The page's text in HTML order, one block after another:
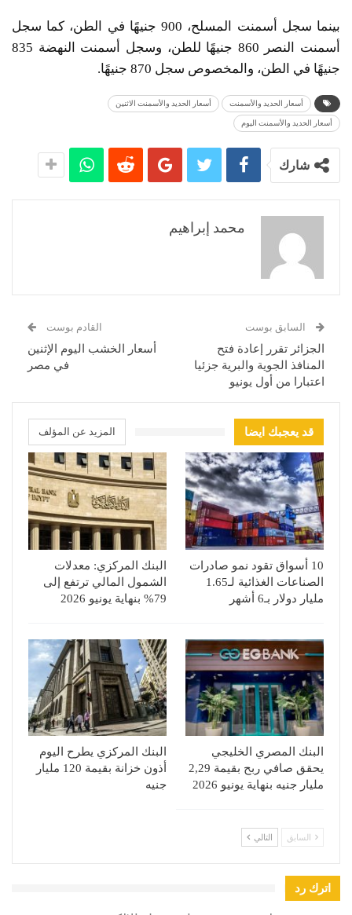
بينما سجل أسمنت المسلح، 900 جنيهًا في الطن، كما سجل
أسمنت النصر 860 جنيهًا للطن، وسجل أسمنت النهضة 835
جنيهًا في الطن، والمخصوص سجل 870 جنيهًا.
أسعار الحديد والأسمنت أسعار الحديد والأسمنت الاثنين
أسعار الحديد والأسمنت اليوم
شارك
محمد إبراهيم
السابق بوست
الجزائر تقرر إعادة فتح
المنافذ الجوية والبرية جزئيا
اعتبارا من أول يونيو
القادم بوست
أسعار الخشب اليوم الإثنين
في مصر
قد يعجبك ايضا المزيد عن المؤلف
10 أسواق تقود نمو صادرات
الصناعات الغذائية لـ1.65
مليار دولار بـ6 أشهر
البنك المركزي: معدلات
الشمول المالي ترتفع إلى
79% بنهاية يونيو 2026
البنك المصري الخليجي
يحقق صافي ربح بقيمة 2,29
مليار جنيه بنهاية يونيو 2026
البنك المركزي يطرح اليوم
أذون خزانة بقيمة 120 مليار
جنيه
السابق التالي
اترك رد